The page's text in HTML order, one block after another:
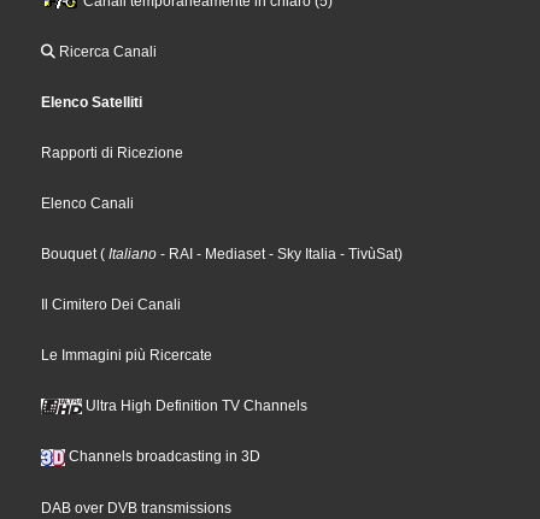
Ricerca Canali
Elenco Satelliti
Rapporti di Ricezione
Elenco Canali
Bouquet( Italiano - RAI - Mediaset- Sky Italia - TivùSat)
Il Cimitero Dei Canali
Le Immagini più Ricercate
Ultra High Definition TV Channels
Channels broadcasting in 3D
DAB over DVB transmissions